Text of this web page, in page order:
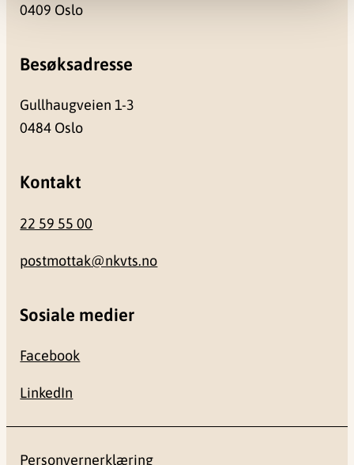
0409 Oslo
Besøksadresse
Gullhaugveien 1-3
0484 Oslo
Kontakt
22 59 55 00
postmottak@nkvts.no
Sosiale medier
Facebook
LinkedIn
Personvernerklæring